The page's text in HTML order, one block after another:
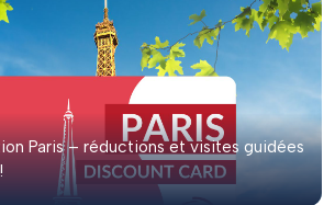
Paris – réductions et visites guidées